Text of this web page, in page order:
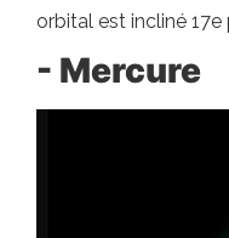
orbital est incliné
- Mercure